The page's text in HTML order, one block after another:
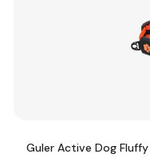
Guler Active Dog